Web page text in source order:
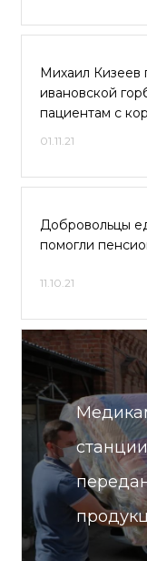
Михаил Кизеев
ивановской
пациентам с
01.11.21
Добровольцы
помогли
11.10.21